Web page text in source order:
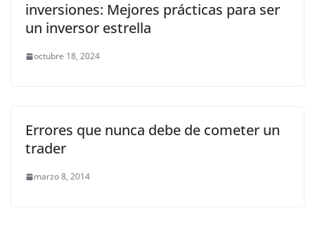
inversiones: Mejores prácticas para ser
un inversor estrella
octubre 18, 2024
Errores que nunca debe de cometer un
trader
marzo 8, 2014